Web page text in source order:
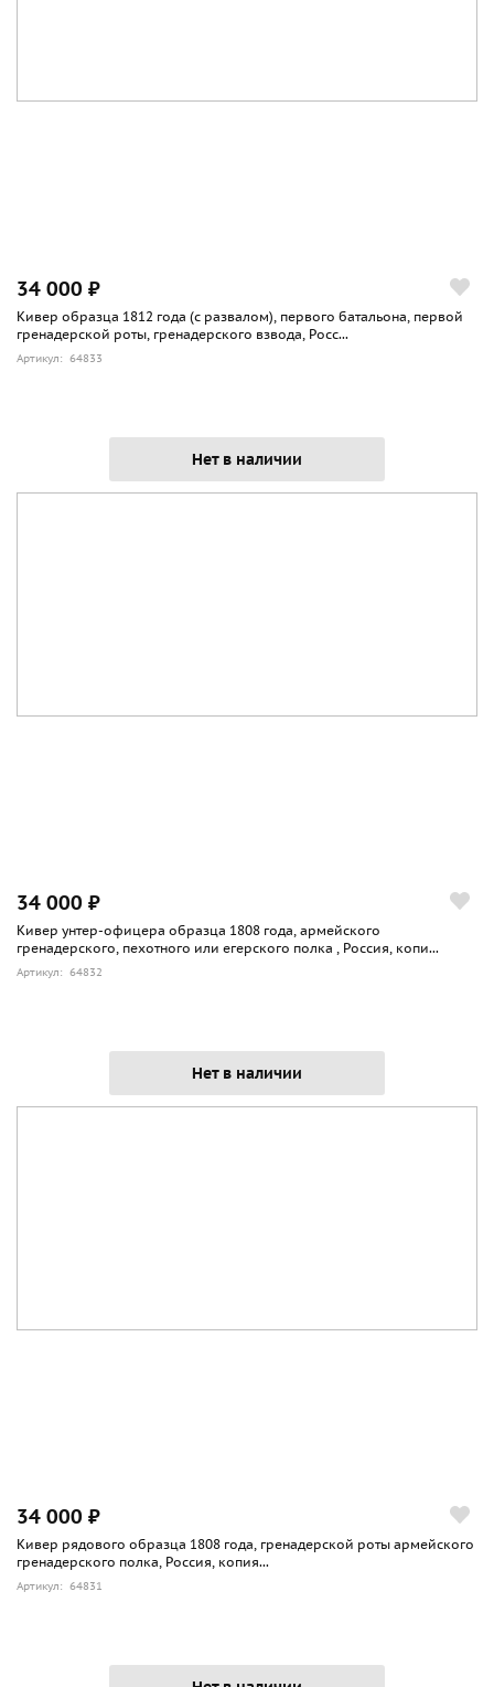
34 000 ₽
Кивер образца 1812 года (с развалом), первого батальона, первой
гренадерской роты, гренадерского взвода, Росс...
Артикул: 64833
Нет в наличии
34 000 ₽
Кивер унтер-офицера образца 1808 года, армейского
гренадерского, пехотного или егерского полка , Россия, копи...
Артикул: 64832
Нет в наличии
34 000 ₽
Кивер рядового образца 1808 года, гренадерской роты армейского
гренадерского полка, Россия, копия...
Артикул: 64831